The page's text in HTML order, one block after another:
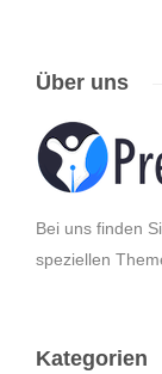
Über uns
Bei uns finden
speziellen
Kategorien